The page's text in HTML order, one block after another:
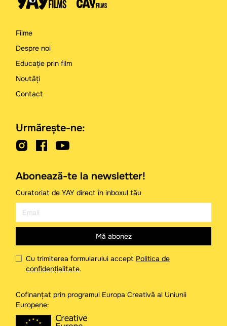
Urmărește-ne:
Abonează-te la newsletter!
Curatoriat de YAY direct în inboxul tău
Cu trimiterea formularului accept Politica de
confidențialitate.
Filme
Despre noi
Educație prin film
Noutăți
Contact
Cofinanțat prin programul Europa Creativă al Uniunii
Europene: